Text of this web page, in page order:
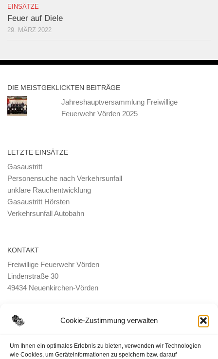
Cookie-Zustimmung verwalten
Um Ihnen ein optimales Erlebnis zu bieten, verwenden wir Technologien
wie Cookies, um Geräteinformationen zu speichern bzw. darauf
EINSÄTZE
Feuer auf Diele
29. MÄRZ 2022
DIE MEISTGEKLICKTEN BEITRÄGE
Jahreshauptversammlung Freiwillige
Feuerwehr Vörden 2025
LETZTE EINSÄTZE
Gasaustritt
Personensuche nach Verkehrsunfall
unklare Rauchentwicklung
Gasaustritt Hörsten
Verkehrsunfall Autobahn
KONTAKT
Freiwillige Feuerwehr Vörden
Lindenstraße 30
49434 Neuenkirchen-Vörden
Datenschutzerklärung